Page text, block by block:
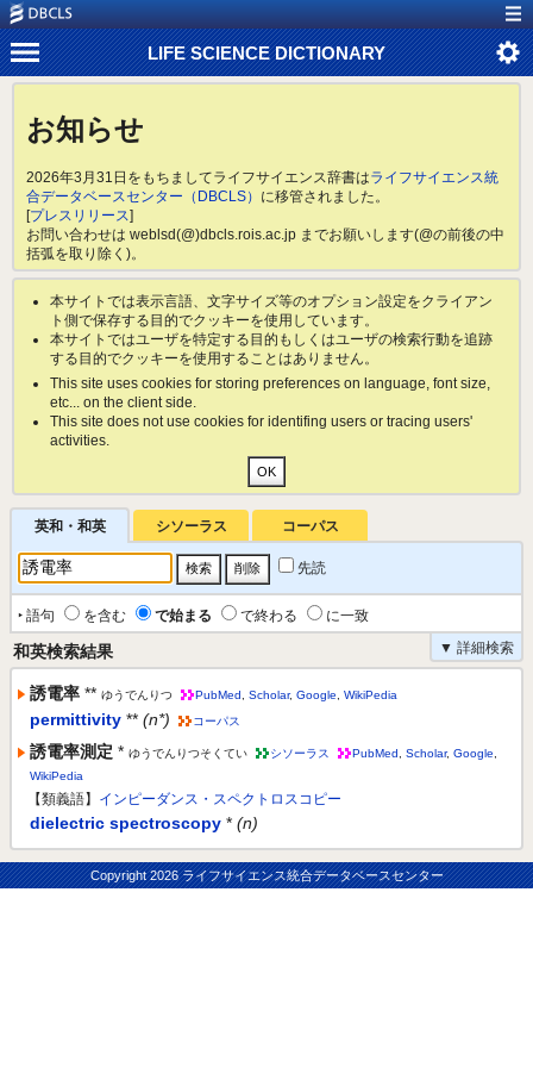
LIFE SCIENCE DICTIONARY
お知らせ
2026年3月31日をもちましてライフサイエンス辞書はライフサイエンス統
合データベースセンター（DBCLS） に移管されました。
[プレスリリース]
お問い合わせは weblsd(@)dbcls.rois.ac.jp までお願いします(@の前後の中
括弧を取り除く)。
本サイトでは表示言語、文字サイズ等のオプション設定をクライアン
ト側で保存する目的でクッキーを使用しています。
本サイトではユーザを特定する目的もしくはユーザの検索行動を追跡
する目的でクッキーを使用することはありません。
This site uses cookies for storing preferences on language, font size,
etc... on the client side.
This site does not use cookies for identifing users or tracing users'
activities.
英和・和英 シソーラス コーパス
先読
‣ 語句 を含む で始まる で終わる
に一致
▼ 詳細検索
和英検索結果
誘電率 ** ゆうでんりつ PubMed Scholar, Google WikiPedia
permittivity ** (n*) コーパス
誘電率測定 * ゆうでんりつそくてい シソーラス PubMed Scholar, Google
WikiPedia
【類義語】 インピーダンス・スペクトロスコピー
dielectric spectroscopy * (n)
Copyright2026 ライフサイエンス統合データベースセンター